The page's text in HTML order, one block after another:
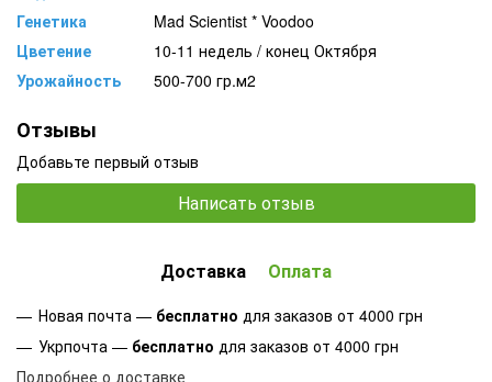
Генетика
Mad Scientist * Voodoo
Цветение
10-11 недель / конец Октября
Урожайность
500-700 гр.м2
Отзывы
Добавьте первый отзыв
Написать отзыв
Доставка Оплата
Новая почта — бесплатно для заказов от 4000 грн
Укрпочта — бесплатно для заказов от 4000 грн
Подробнее о доставке